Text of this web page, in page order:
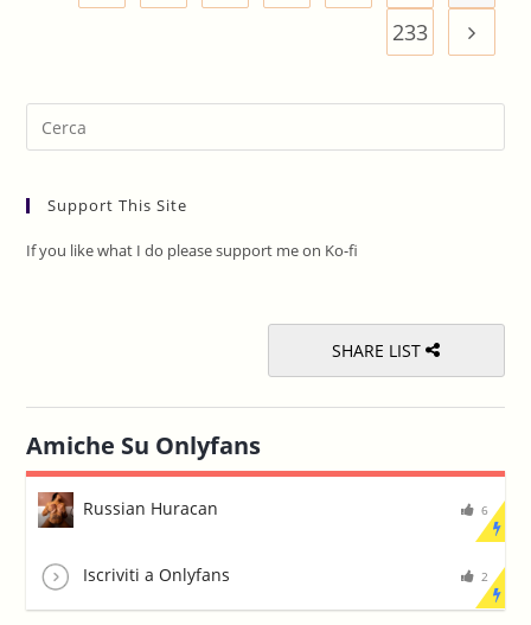
233
Vai alla
Support This Site
If you like what I do please support me on Ko-fi
SHARE LIST
Amiche Su Onlyfans
Russian Huracan 6
Iscriviti a Onlyfans 2